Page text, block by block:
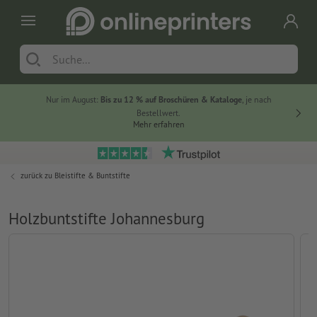
Nur im August: Bis zu 12 % auf Broschüren & Kataloge, je nach
Bestellwert.
Mehr erfahren
zurück zu Bleistifte & Buntstifte
Holzbuntstifte Johannesburg